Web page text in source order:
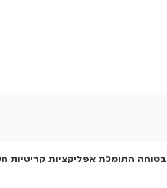
התומכת אפליקציות קריטיות